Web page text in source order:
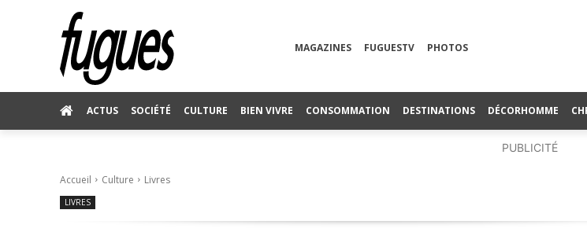
MAGAZINES FUGUESTV PHOTOS
ACTUS SOCIÉTÉ CULTURE BIEN VIVRE CONSOMMATION DESTINATIONS DÉCORHOMME
PUBLICITÉ
Accueil Culture Livres
LIVRES